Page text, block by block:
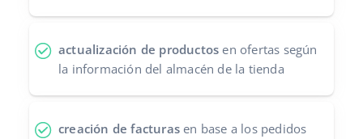
actualización de productos en ofertas según
la información del almacén de la tienda
creación de facturas en base a los pedidos